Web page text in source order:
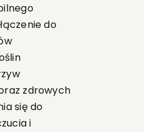
do
zdrowych
się do
i